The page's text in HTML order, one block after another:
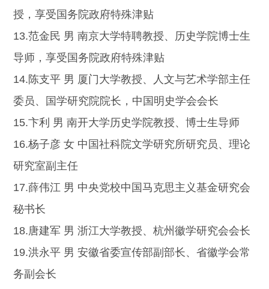
授，享受国务院政府特殊津贴
13.范金民 男 南京大学特聘教授、历史学院博士生
导师，享受国务院政府特殊津贴
14.陈支平 男 厦门大学教授、人文与艺术学部主任
委员、国学研究院院长，中国明史学会会长
15.卞利 男 南开大学历史学院教授、博士生导师
16.杨子彦 女 中国社科院文学研究所研究员、理论
研究室副主任
17.薛伟江 男 中央党校中国马克思主义基金研究会
秘书长
18.唐建军 男 浙江大学教授、杭州徽学研究会会长
19.洪永平 男 安徽省委宣传部副部长、省徽学会常
务副会长